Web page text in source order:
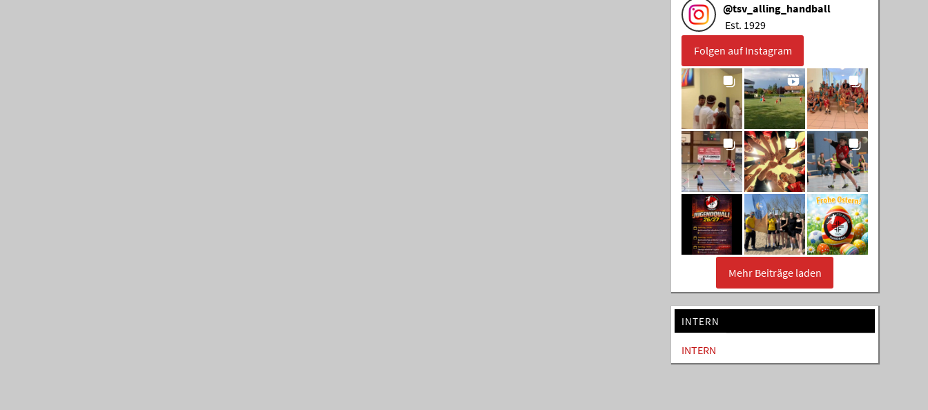
@tsv_alling_handball
Est. 1929
Folgen auf Instagram
Mehr Beiträge laden
INTERN
INTERN